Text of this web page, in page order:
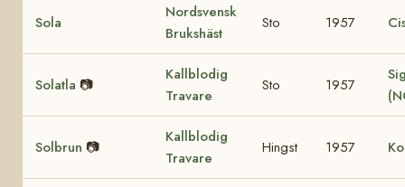
Sola
Nordsvensk
Brukshäst
Sto 1957
Solatla 📷
Kallblodig
Travare
Sto 1957
Solbrun 📷
Kallblodig
Travare
Hingst 1957